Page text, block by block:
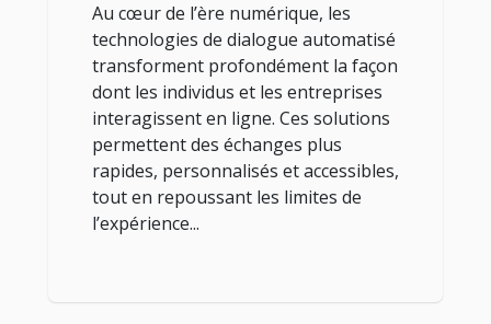
Au cœur de l’ère numérique, les
technologies de dialogue automatisé
transforment profondément la façon
dont les individus et les entreprises
interagissent en ligne. Ces solutions
permettent des échanges plus
rapides, personnalisés et accessibles,
tout en repoussant les limites de
l’expérience...